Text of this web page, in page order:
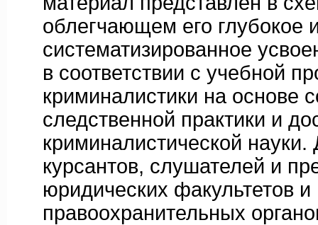
облегчающем его глубокое
систематизированное
в соответствии с учебной
криминалистики на основе
следственной практики и
криминалистической науки.
курсантов, слушателей и
юридических факультетов и
правоохранительных